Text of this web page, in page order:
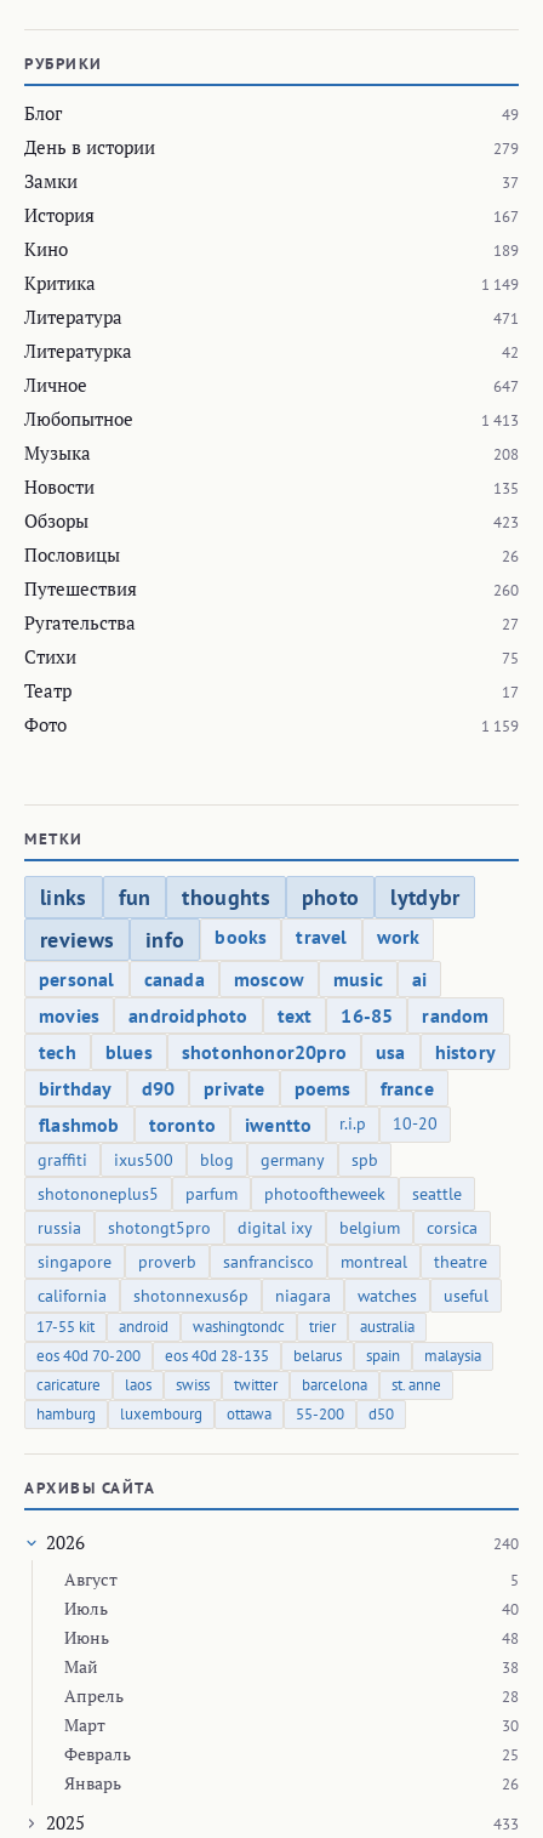
РУБРИКИ
Блог 49
День в истории 279
Замки 37
История 167
Кино 189
Критика 1 149
Литература 471
Литературка 42
Личное 647
Любопытное 1 413
Музыка 208
Новости 135
Обзоры 423
Пословицы 26
Путешествия 260
Ругательства 27
Стихи 75
Театр 17
Фото 1 159
МЕТКИ
links fun thoughts photo
lytdybr
reviews
info books travel
work
personal
canada moscow music
ai
movies
androidphoto text 16-85
random
tech
blues shotonhonor20pro usa
history
birthday
d90 private poems
france
flashmob
toronto iwentto r.i.p
10-20
graffiti
ixus500 blog germany
spb
shotononeplus5
parfum photooftheweek
seattle
russia
shotongt5pro digital ixy belgium
corsica
singapore
proverb sanfrancisco montreal
theatre
california
shotonnexus6p niagara watches useful
17-55 kit android washingtondc trier
australia
eos 40d 70-200
eos 40d 28-135 belarus spain
malaysia
caricature
laos swiss twitter barcelona
st. anne
hamburg
luxembourg ottawa 55-200 d50
АРХИВЫ САЙТА
2026 240
Август 5
Июль 40
Июнь 48
Май 38
Апрель 28
Март 30
Февраль 25
Январь 26
2025 433